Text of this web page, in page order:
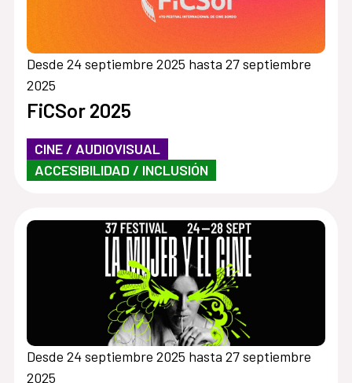
Desde 24 septiembre 2025 hasta 27 septiembre
2025
FiCSor 2025
CINE / AUDIOVISUAL
ACCESIBILIDAD / INCLUSIÓN
Desde 24 septiembre 2025 hasta 27 septiembre
2025